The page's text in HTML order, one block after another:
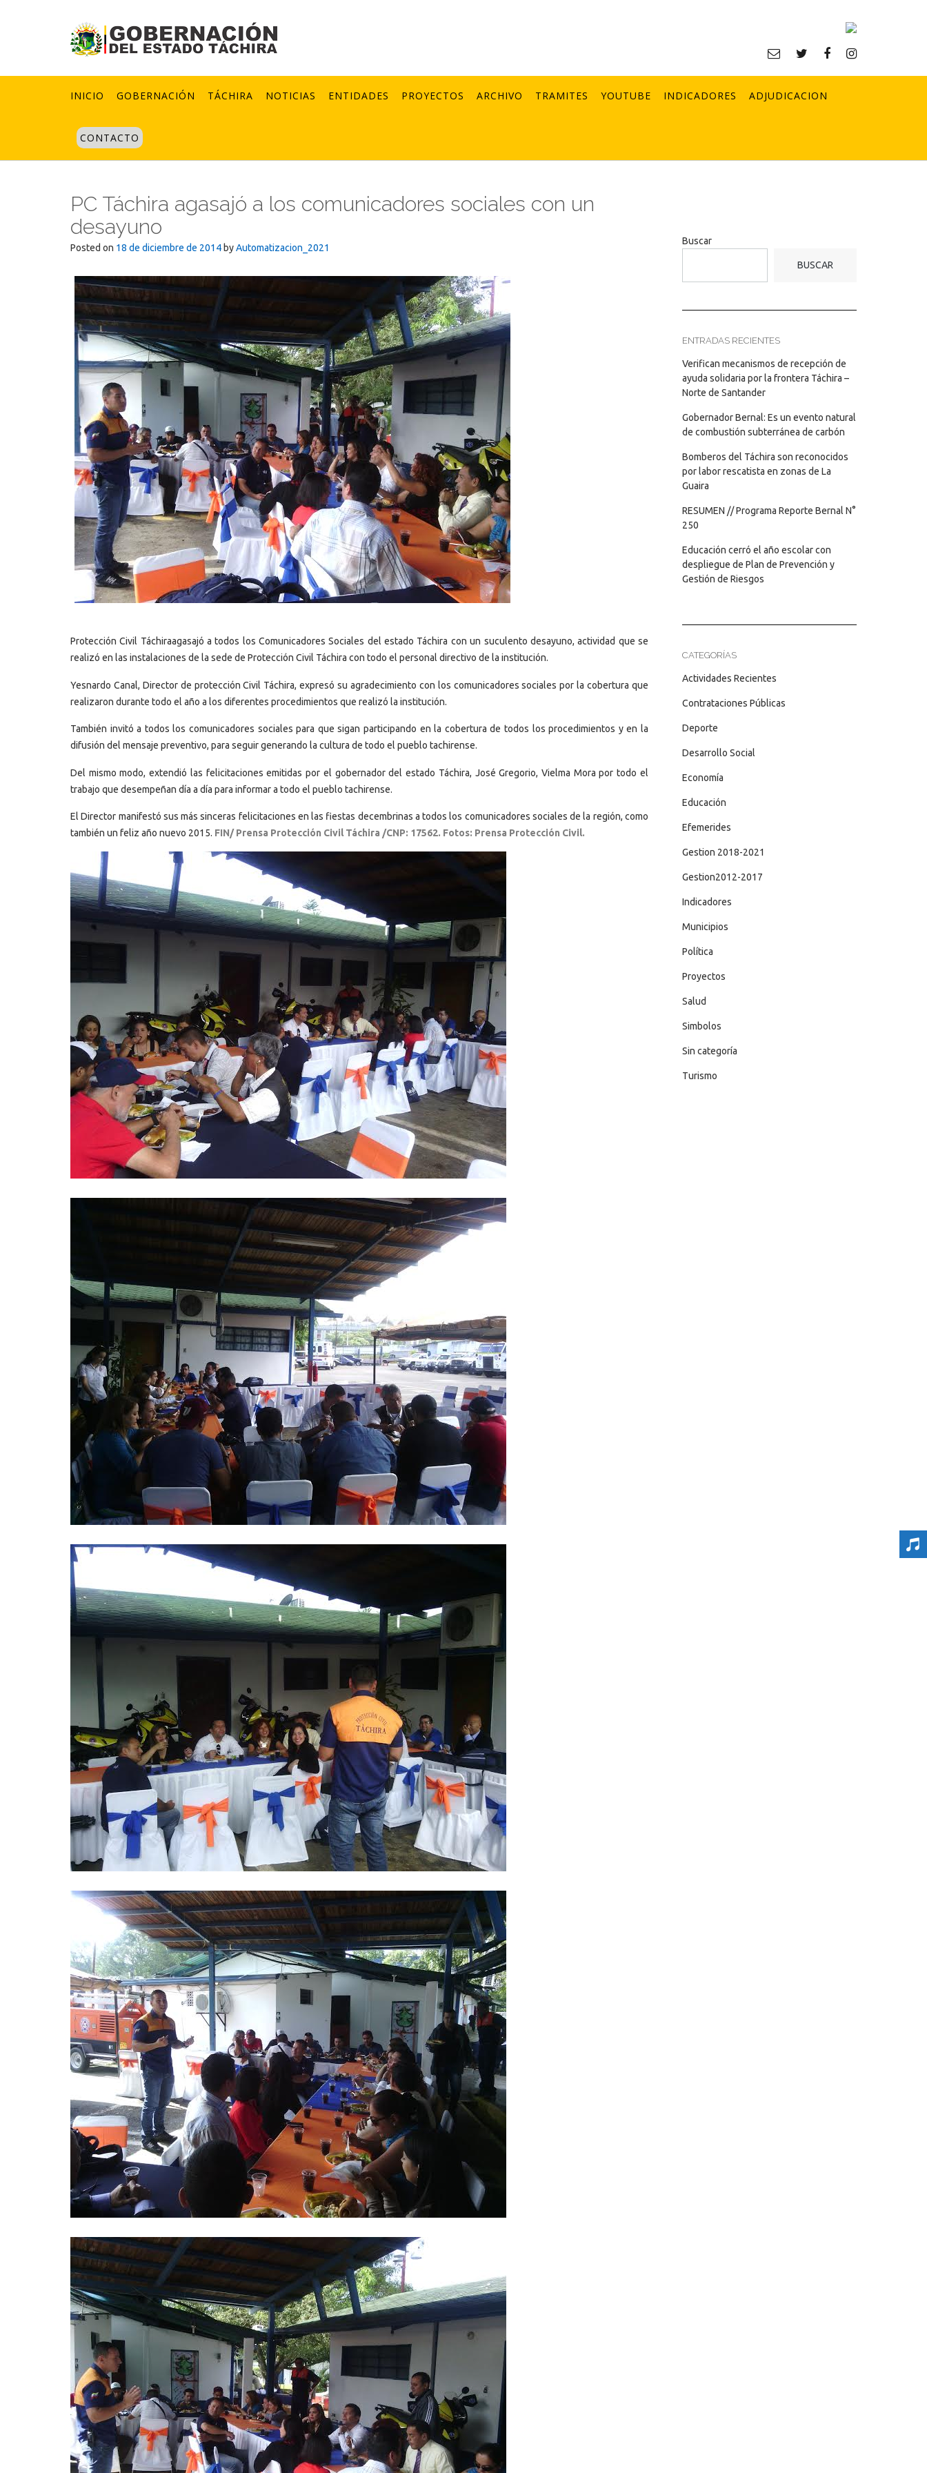
INICIO GOBERNACIÓN TÁCHIRA NOTICIAS ENTIDADES PROYECTOS ARCHIVO TRAMITES YOUTUBE INDICADORES ADJUDICACION
CONTACTO
PC Táchira agasajó a los comunicadores sociales con un
desayuno
Posted on 18 de diciembre de 2014 byAutomatizacion_2021
Protección Civil Táchiraagasajó a todos los Comunicadores Sociales del estado Táchira con un suculento desayuno, actividad que se
realizó en las instalaciones de la sede de Protección Civil Táchira con todo el personal directivo de la institución.
Yesnardo Canal, Director de protección Civil Táchira, expresó su agradecimiento con los comunicadores sociales por la cobertura que
realizaron durante todo el año a los diferentes procedimientos que realizó la institución.
También invitó a todos los comunicadores sociales para que sigan participando en la cobertura de todos los procedimientos y en la
difusión del mensaje preventivo, para seguir generando la cultura de todo el pueblo tachirense.
Del mismo modo, extendió las felicitaciones emitidas por el gobernador del estado Táchira, José Gregorio, Vielma Mora por todo el
trabajo que desempeñan día a día para informar a todo el pueblo tachirense.
El Director manifestó sus más sinceras felicitaciones en las fiestas decembrinas a todos los comunicadores sociales de la región, como
también un feliz año nuevo 2015. FIN/ Prensa Protección Civil Táchira /CNP: 17562. Fotos: Prensa Protección Civil.
Buscar
BUSCAR
ENTRADAS RECIENTES
Verifican mecanismos de recepción de
ayuda solidaria por la frontera Táchira –
Norte de Santander
Gobernador Bernal: Es un evento natural
de combustión subterránea de carbón
Bomberos del Táchira son reconocidos
por labor rescatista en zonas de La
Guaira
RESUMEN // Programa Reporte Bernal N°
250
Educación cerró el año escolar con
despliegue de Plan de Prevención y
Gestión de Riesgos
CATEGORÍAS
Actividades Recientes
Contrataciones Públicas
Deporte
Desarrollo Social
Economía
Educación
Efemerides
Gestion 2018-2021
Gestion2012-2017
Indicadores
Municipios
Política
Proyectos
Salud
Simbolos
Sin categoría
Turismo